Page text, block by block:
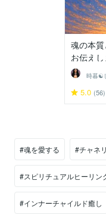
魂の本
お伝え
時暮☯
5.0 (56)
#魂を愛する #チャネ
#スピリチュアルヒーリン
#インナーチャイルド癒し